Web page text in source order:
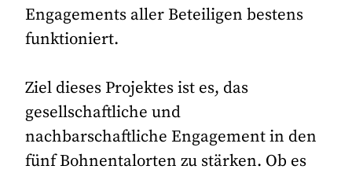
Engagements aller Beteiligen bestens
funktioniert.
Ziel dieses Projektes ist es, das
gesellschaftliche und
nachbarschaftliche Engagement in den
fünf Bohnentalorten zu stärken. Ob es